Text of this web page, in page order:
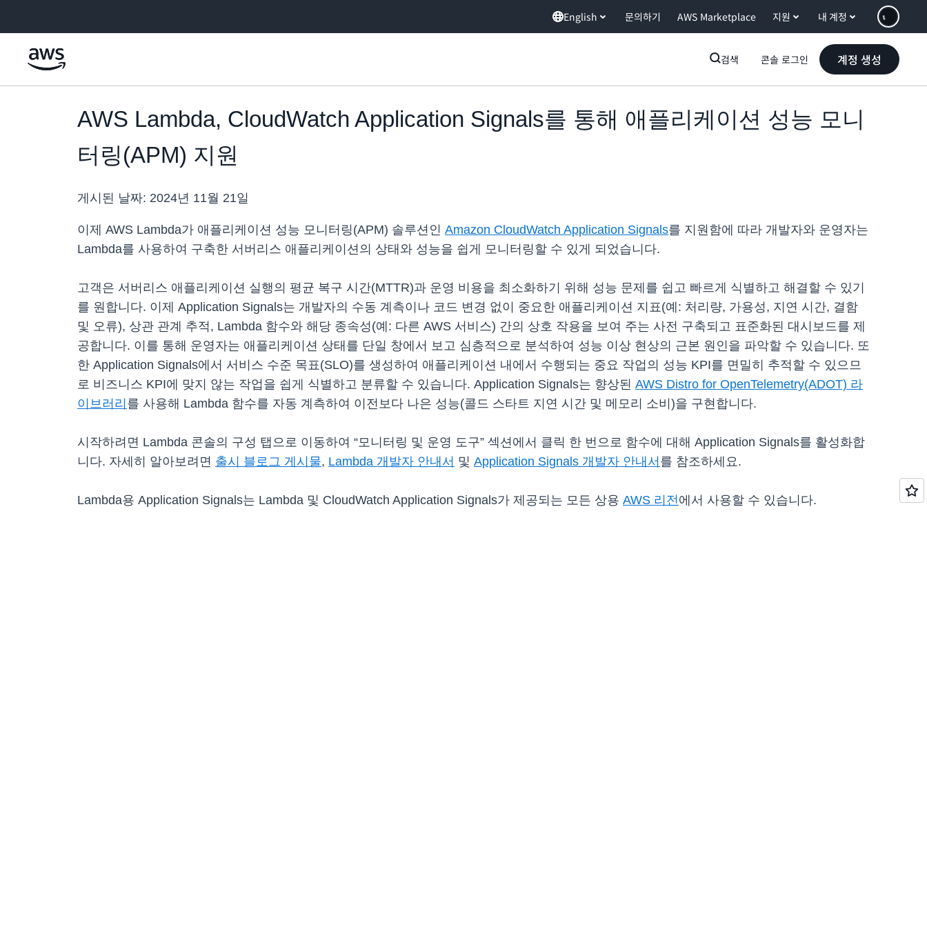
English 문의하기 AWS Marketplace 지원 내 계정
검색 콘솔 로그인 계정 생성
AWS Lambda, CloudWatch Application Signals를 통해 애플리케이션 성능 모니
터링(APM) 지원
게시된 날짜: 2024년 11월 21일
이제 AWS Lambda가 애플리케이션 성능 모니터링(APM) 솔루션인 Amazon CloudWatch Application Signals를 지원함에 따라 개발자와 운영자는
Lambda를 사용하여 구축한 서버리스 애플리케이션의 상태와 성능을 쉽게 모니터링할 수 있게 되었습니다.
고객은 서버리스 애플리케이션 실행의 평균 복구 시간(MTTR)과 운영 비용을 최소화하기 위해 성능 문제를 쉽고 빠르게 식별하고 해결할 수 있기
를 원합니다. 이제 Application Signals는 개발자의 수동 계측이나 코드 변경 없이 중요한 애플리케이션 지표(예: 처리량, 가용성, 지연 시간, 결함
및 오류), 상관 관계 추적, Lambda 함수와 해당 종속성(예: 다른 AWS 서비스) 간의 상호 작용을 보여 주는 사전 구축되고 표준화된 대시보드를 제
공합니다. 이를 통해 운영자는 애플리케이션 상태를 단일 창에서 보고 심층적으로 분석하여 성능 이상 현상의 근본 원인을 파악할 수 있습니다. 또
한 Application Signals에서 서비스 수준 목표(SLO)를 생성하여 애플리케이션 내에서 수행되는 중요 작업의 성능 KPI를 면밀히 추적할 수 있으므
로 비즈니스 KPI에 맞지 않는 작업을 쉽게 식별하고 분류할 수 있습니다. Application Signals는 향상된 AWS Distro for OpenTelemetry(ADOT) 라
이브러리 를 사용해 Lambda 함수를 자동 계측하여 이전보다 나은 성능(콜드 스타트 지연 시간 및 메모리 소비)을 구현합니다.
시작하려면 Lambda 콘솔의 구성 탭으로 이동하여 “모니터링 및 운영 도구” 섹션에서 클릭 한 번으로 함수에 대해 Application Signals를 활성화합
니다. 자세히 알아보려면 출시 블로그 게시물, Lambda 개발자 안내서 및 Application Signals 개발자 안내서 를 참조하세요.
Lambda용 Application Signals는 Lambda 및 CloudWatch Application Signals가 제공되는 모든 상용 AWS 리전에서 사용할 수 있습니다.